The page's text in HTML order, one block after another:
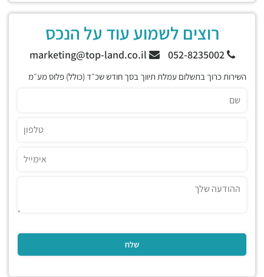
רוצים לשמוע עוד על הנכס
052-8235002
השירות כרוך בתשלום עמלת תיווך בסך חודש שכ״ד (כולל) פלוס מע״מ